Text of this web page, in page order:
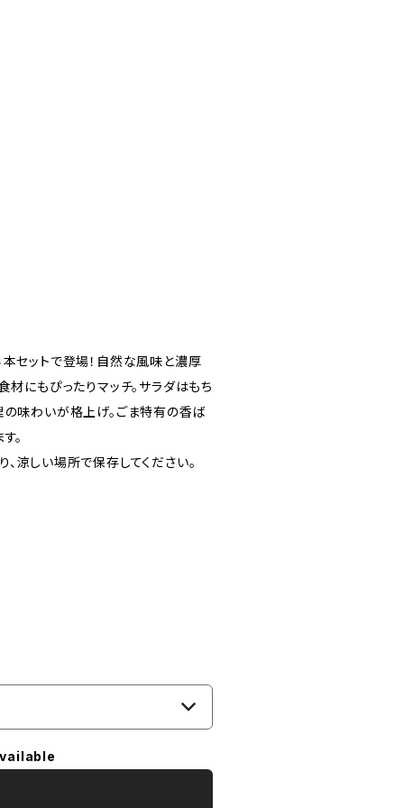
セットで登場！自然な風味と濃厚
材にもぴったりマッチ。サラダはもち
の味わいが格上げ。ごま特有の香ば
。
涼しい場所で保存してください。